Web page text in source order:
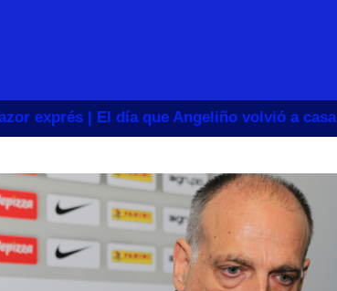
exprés | El día que Angeliño volvió a casa